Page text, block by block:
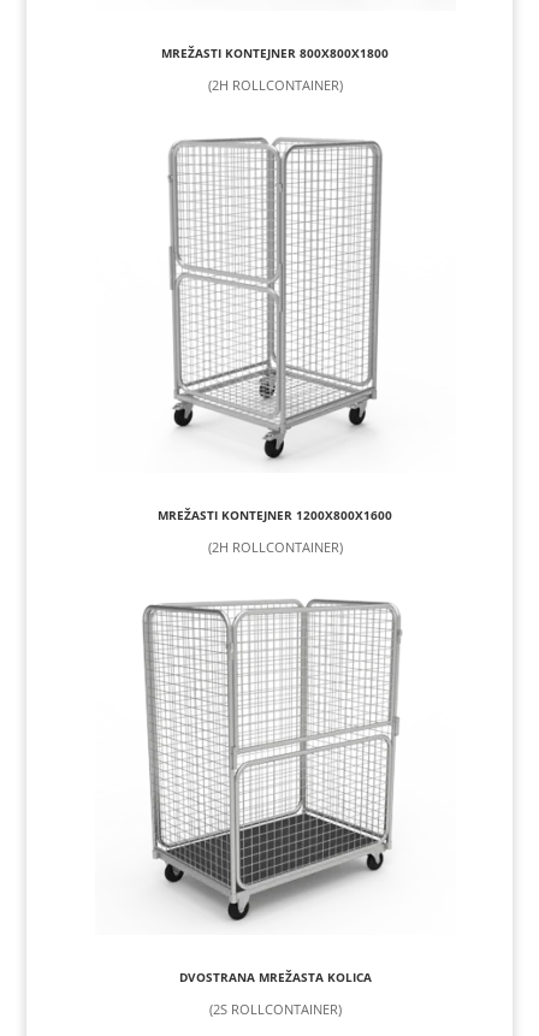
MREŽASTI KONTEJNER 800X800X1800
(2H ROLLCONTAINER)
MREŽASTI KONTEJNER 1200X800X1600
(2H ROLLCONTAINER)
DVOSTRANA MREŽASTA KOLICA
(2S ROLLCONTAINER)